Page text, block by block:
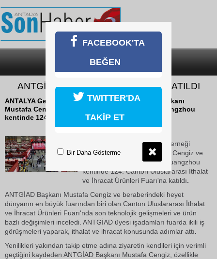
SON DAKİKA
ANTGİAD HEYETİ ÇİN'DE FUARA KATILDI
ANTALYA Genç İşadamları Derneği (ANTGİAD) Başkanı
Mustafa Cengiz ve beraberindeki heyet Çin'in Guangzhou
kentinde 124. Canton Uluslararası İthalat ve...
ANTALYA Genç İşadamları Derneği
(ANTGİAD) Başkanı Mustafa Cengiz ve
beraberindeki heyet Çin'in Guangzhou
kentinde 124. Canton Uluslararası İthalat
ve İhracat Ürünleri Fuarı'na katıldı.
ANTGİAD Başkanı Mustafa Cengiz ve beraberindeki heyet
dünyanın en büyük fuarından biri olan Canton Uluslararası İthalat
ve İhracat Ürünleri Fuarı'nda son teknolojik gelişmeleri ve ürün
bazlı değişimleri inceledi. ANTGİAD üyesi işadamları fuarda ikili iş
görüşmeleri yaparak, ithalat ve ihracat konusunda adımlar attı.
Yenilikleri yakından takip etme adına ziyaretin kendileri için verimli
geçtiğini kaydeden ANTGİAD Başkanı Mustafa Cengiz, özellikle
FACEBOOK'TA
BEĞEN
TWITTER'DA
TAKİP ET
Bir Daha Gösterme